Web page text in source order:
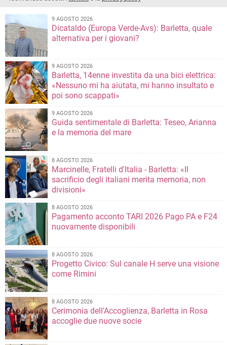
9 AGOSTO 2026
Dicataldo (Europa Verde-Avs): Barletta, quale
alternativa per i giovani?
9 AGOSTO 2026
Barletta, 14enne investita da una bici elettrica:
«Nessuno mi ha aiutata, mi hanno insultato e
poi sono scappati»
9 AGOSTO 2026
Guida sentimentale di Barletta: Teseo, Arianna
e la memoria del mare
8 AGOSTO 2026
Marcinelle, Fratelli d'Italia - Barletta: «Il
sacrificio degli italiani merita memoria, non
divisioni»
8 AGOSTO 2026
Pagamento acconto TARI 2026 Pago PA e F24
nuovamente disponibili
8 AGOSTO 2026
Progetto Civico: Sul canale H serve una visione
come Rimini
8 AGOSTO 2026
Cerimonia dell'Accoglienza, Barletta in Rosa
accoglie due nuove socie